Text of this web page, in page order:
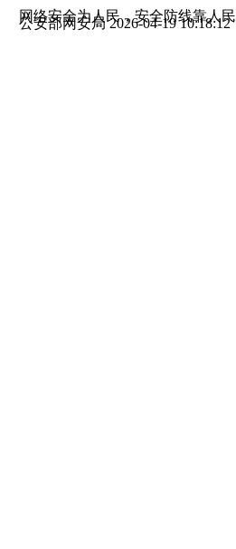
网络安全为人民，安全防线靠人民
公安部网安局 2026-04-19 10:18:12